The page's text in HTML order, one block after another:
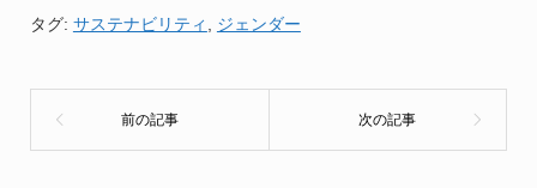
タグ: サステナビリティ ジェンダー